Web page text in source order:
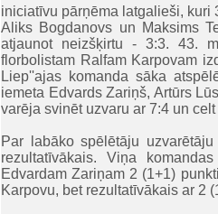
iniciatīvu pārņēma latgalieši, kuri
Aliks Bogdanovs un Maksims
atjaunot neizšķirtu - 3:3. 43.
florbolistam Ralfam Karpovam
Liep''ajas komanda sāka
iemeta Edvards Zariņš, Artūrs
varēja svinēt uzvaru ar 7:4 un
Par labāko spēlētāju
rezultatīvākais. Viņa
Edvardam Zariņam 2 (1+1)
Karpovu, bet rezultatīvākais ar 2